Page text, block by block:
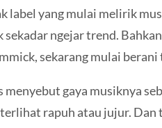
label yang mulai melirik
ngejar trend.
sekarang mulai
gaya musiknya
rapuh atau jujur.